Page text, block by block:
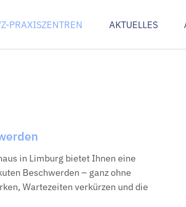
PRAXISZENTREN
Praxis
AKTUELLES
in Limburg bietet Ihnen eine
Beschwerden – ganz ohne
Wartezeiten verkürzen und die